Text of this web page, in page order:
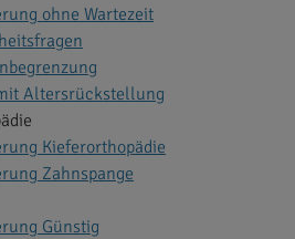
ohne Wartezeit
Altersrückstellung
Kieferorthopädie
Zahnspange
Günstig